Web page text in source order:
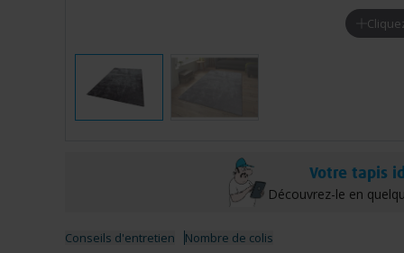
Votre tapis
Découvrez-le en
Conseils d'entretien Nombre de colis